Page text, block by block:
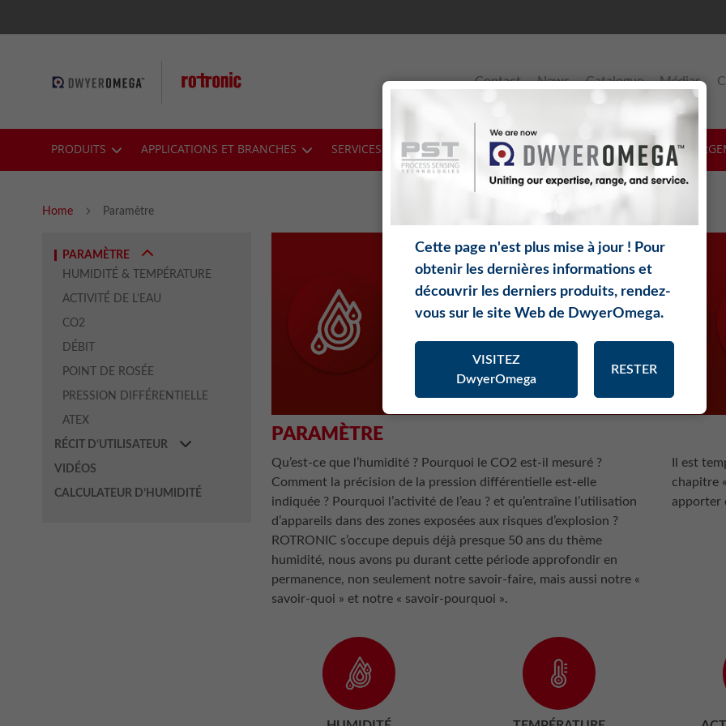
to
Contact News Catalogue Médias
PRODUITS APPLICATIONS ET BRANCHES SERVICES & SUPPORT LOGICIELS THÉORIE
Home Paramètre
PARAMÈTRE
Qu’est-ce que l’humidité ? Pourquoi le CO2 est-il mesuré ?
Comment la précision de la pression différentielle est-elle
indiquée ? Pourquoi l’activité de l’eau ? et qu’entraîne l’utilisation
d’appareils dans des zones exposées aux risques d’explosion ?
ROTRONIC s’occupe depuis déjà presque 50 ans du thème
humidité, nous avons pu durant cette période approfondir en
permanence, non seulement notre savoir-faire, mais aussi notre «
savoir-quoi » et notre « savoir-pourquoi ».
Il est
chapitre
apporter
PARAMÈTRE
HUMIDITÉ & TEMPÉRATURE
ACTIVITÉ DE L’EAU
CO2
DÉBIT
POINT DE ROSÉE
PRESSION DIFFÉRENTIELLE
ATEX
RÉCIT D‘UTILISATEUR
VIDÉOS
CALCULATEUR D’HUMIDITÉ
Cette page n'est plus mise à jour ! Pour
obtenir les dernières informations et
découvrir les derniers produits, rendez-
vous sur le site Web de DwyerOmega.
VISITEZ
DwyerOmega
RESTER